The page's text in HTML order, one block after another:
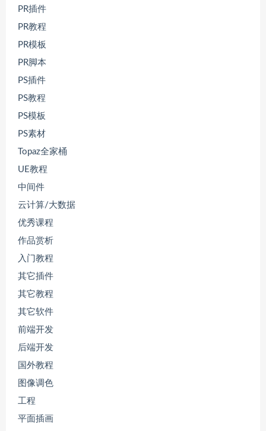
PR插件
PR教程
PR模板
PR脚本
PS插件
PS教程
PS模板
PS素材
Topaz全家桶
UE教程
中间件
云计算/大数据
优秀课程
作品赏析
入门教程
其它插件
其它教程
其它软件
前端开发
后端开发
国外教程
图像调色
工程
平面插画